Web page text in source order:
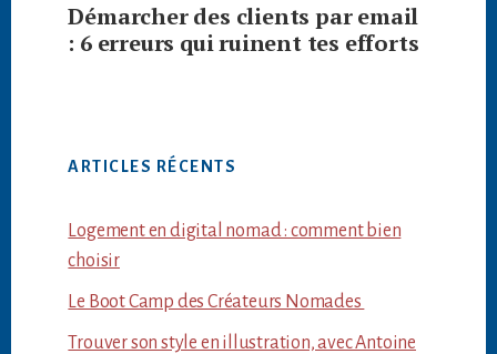
Démarcher des clients par email
: 6 erreurs qui ruinent tes efforts
ARTICLES RÉCENTS
Logement en digital nomad : comment bien
choisir
Le Boot Camp des Créateurs Nomades
Trouver son style en illustration, avec Antoine